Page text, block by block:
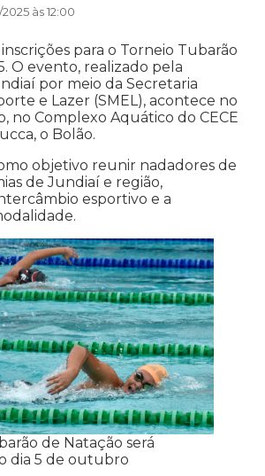
às 12:00
para o Torneio Tubarão
O evento, realizado pela
por meio da Secretaria
e Lazer (SMEL), acontece no
no Complexo Aquático do CECE
o Bolão.
objetivo reunir nadadores de
de Jundiaí e região,
esportivo e a
de Natação será
dia 5 de outubro